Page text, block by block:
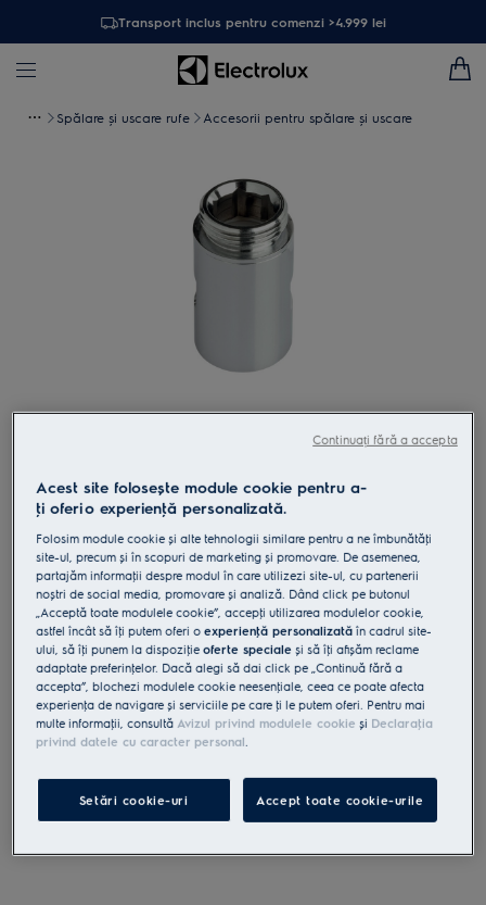
Transport inclus pentru comenzi >4.999 lei
Spălare și uscare rufe Accesorii pentru spălare şi uscare
M6WMA103
Filtru anticalcar magnetic 14000
Gauss
0 (0)
Beneficii
Neocal ajută la dedurizarea apei, pentru performanţă îndelungată.
Neocal este o soluţie simplă de a reduce depunerile de calcar.
produsului conform regulamentului UE 2023/988 sunt
enumerate în manualul de utilizare. Pentru utilizarea în
siguranţă a produsului, citește în întregime manualul de
utilizare.
Acest site folosește module cookie pentru a-
ţi oferi o experienţă personalizată.
Folosim module cookie și alte tehnologii similare pentru a ne îmbunătăţi
site-ul, precum și în scopuri de marketing și promovare. De asemenea,
partajăm informaţii despre modul în care utilizezi site-ul, cu partenerii
noștri de social media, promovare și analiză. Dând click pe butonul
„Acceptă toate modulele cookie”, accepţi utilizarea modulelor cookie,
astfel încât să îţi putem oferi oexperienţă personalizată în cadrul site-
ului, să îţi punem la dispoziţieoferte speciale și să îţi afișăm reclame
adaptate preferinţelor. Dacă alegi să dai click pe „Continuă fără a
accepta”, blochezi modulele cookie neesenţiale, ceea ce poate afecta
experienţa de navigare și serviciile pe care ţi le putem oferi. Pentru mai
multe informaţii, consultăAvizul privind modulele cookie și Declaraţia
privind datele cu caracter personal.
Setări cookie-uri Accept toate cookie-urile
Continuați fără a accepta